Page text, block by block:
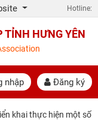
Hotline:
TỈNH HƯNG YÊN
nhập Đăng ký
khai thực hiện một số